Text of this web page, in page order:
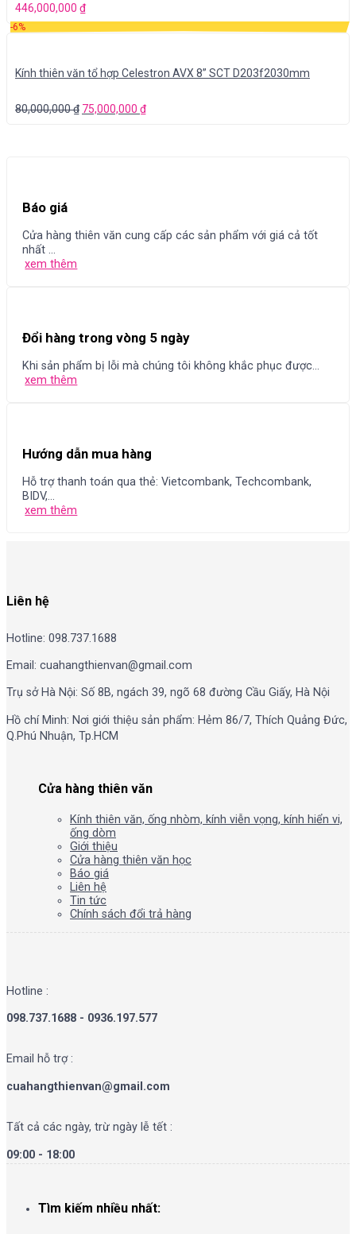
446,000,000 ₫
-6%
Kính thiên văn tổ hợp Celestron AVX 8” SCT D203f2030mm
80,000,000₫ 75,000,000 ₫
Báo giá
Cửa hàng thiên văn cung cấp các sản phẩm với giá cả tốt
nhất ...
xem thêm
Đổi hàng trong vòng 5 ngày
Khi sản phẩm bị lỗi mà chúng tôi không khắc phục được...
xem thêm
Hướng dẫn mua hàng
Hỗ trợ thanh toán qua thẻ: Vietcombank, Techcombank,
BIDV,...
xem thêm
Liên hệ
Hotline: 098.737.1688
Email: cuahangthienvan@gmail.com
Trụ sở Hà Nội: Số 8B, ngách 39, ngõ 68 đường Cầu Giấy, Hà Nội
Hồ chí Minh: Nơi giới thiệu sản phẩm: Hẻm 86/7, Thích Quảng Đức,
Q.Phú Nhuận, Tp.HCM
Cửa hàng thiên văn
Kính thiên văn, ống nhòm, kính viễn vọng, kính hiển vi,
ống dòm
Giới thiệu
Cửa hàng thiên văn học
Báo giá
Liên hệ
Tin tức
Chính sách đổi trả hàng
Hotline :
098.737.1688 - 0936.197.577
Email hỗ trợ :
cuahangthienvan@gmail.com
Tất cả các ngày, trừ ngày lễ tết :
09:00 - 18:00
Tìm kiếm nhiều nhất: